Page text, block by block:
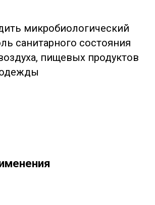
микробиологический
санитарного состояния
пищевых продуктов